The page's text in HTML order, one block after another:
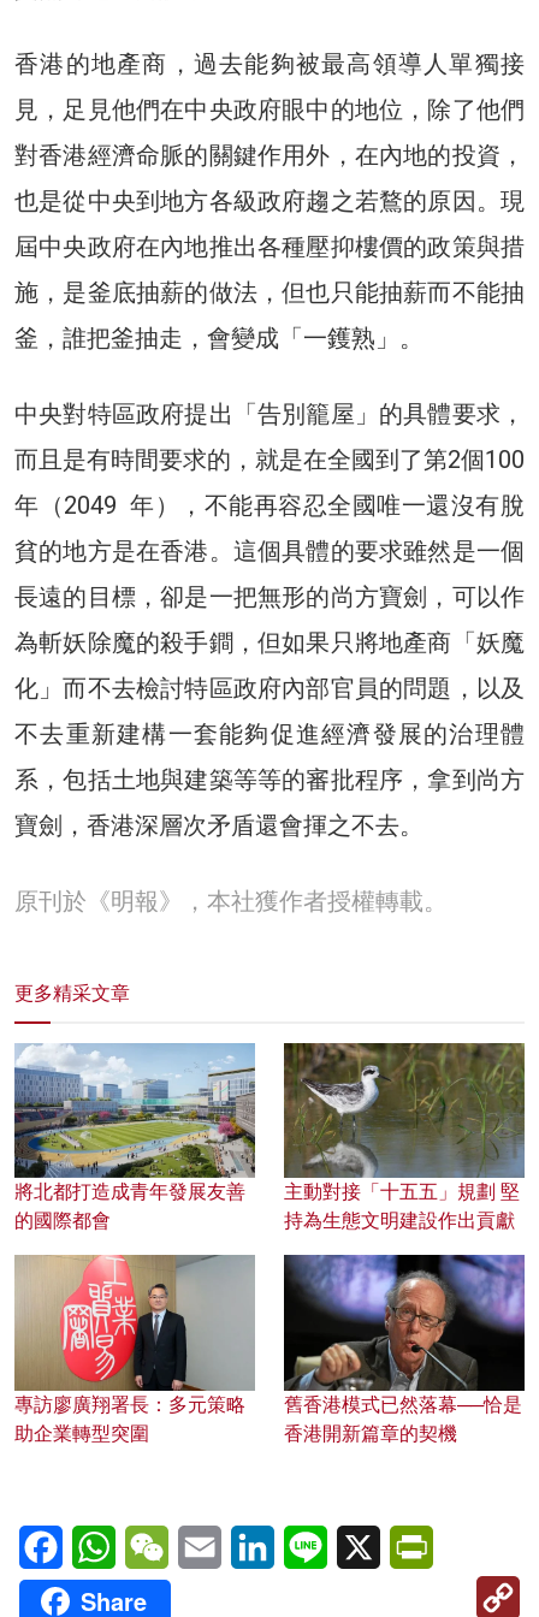
香港的地產商，過去能夠被最高領導人單獨接
見，足見他們在中央政府眼中的地位，除了他們
對香港經濟命脈的關鍵作用外，在內地的投資，
也是從中央到地方各級政府趨之若鶩的原因。現
屆中央政府在內地推出各種壓抑樓價的政策與措
施，是釜底抽薪的做法，但也只能抽薪而不能抽
釜，誰把釜抽走，會變成「一鑊熟」。
中央對特區政府提出「告別籠屋」的具體要求，
而且是有時間要求的，就是在全國到了第2個100
年（2049 年），不能再容忍全國唯一還沒有脫
貧的地方是在香港。這個具體的要求雖然是一個
長遠的目標，卻是一把無形的尚方寶劍，可以作
為斬妖除魔的殺手鐧，但如果只將地產商「妖魔
化」而不去檢討特區政府內部官員的問題，以及
不去重新建構一套能夠促進經濟發展的治理體
系，包括土地與建築等等的審批程序，拿到尚方
寶劍，香港深層次矛盾還會揮之不去。
原刊於《明報》，本社獲作者授權轉載。
更多精采文章
將北都打造成青年發展友善
的國際都會
主動對接「十五五」規劃 堅
持為生態文明建設作出貢獻
專訪廖廣翔署長：多元策略
助企業轉型突圍
舊香港模式已然落幕──恰是
香港開新篇章的契機
FacebookWhatsAppWeChatEmail LinkedInLine X
Share